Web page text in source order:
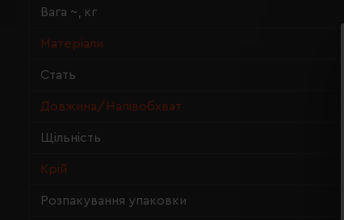
Вага ~, кг
Матеріали
Стать
Довжина/Напівобхват
Щільність
Крій
Розпакування упаковки